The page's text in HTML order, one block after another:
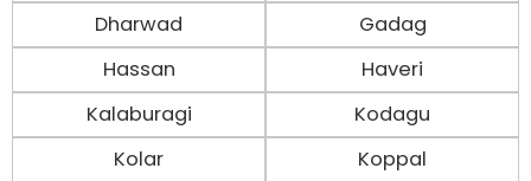
Dharwad
Gadag
Hassan
Haveri
Kalaburagi
Kodagu
Kolar
Koppal